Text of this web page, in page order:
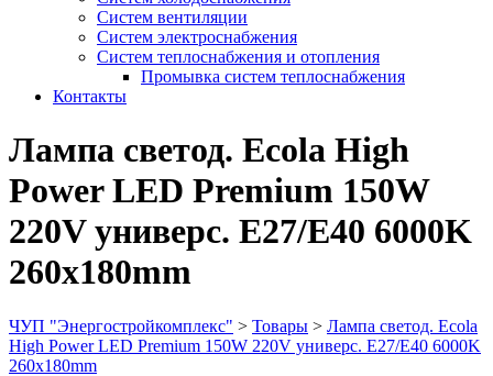
Систем вентиляции
Систем электроснабжения
Систем теплоснабжения и отопления
Промывка систем теплоснабжения
Контакты
Лампа светод. Ecola High
Power LED Premium 150W
220V универс. E27/E40 6000K
260x180mm
ЧУП "Энергостройкомплекс" > Товары > Лампа светод. Ecola
High Power LED Premium 150W 220V универс. E27/E40 6000K
260x180mm